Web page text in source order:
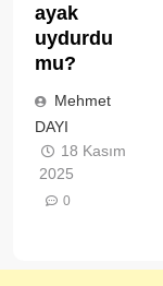
ayak
uydurdu
mu?
Mehmet
DAYI
18 Kasım
2025
0